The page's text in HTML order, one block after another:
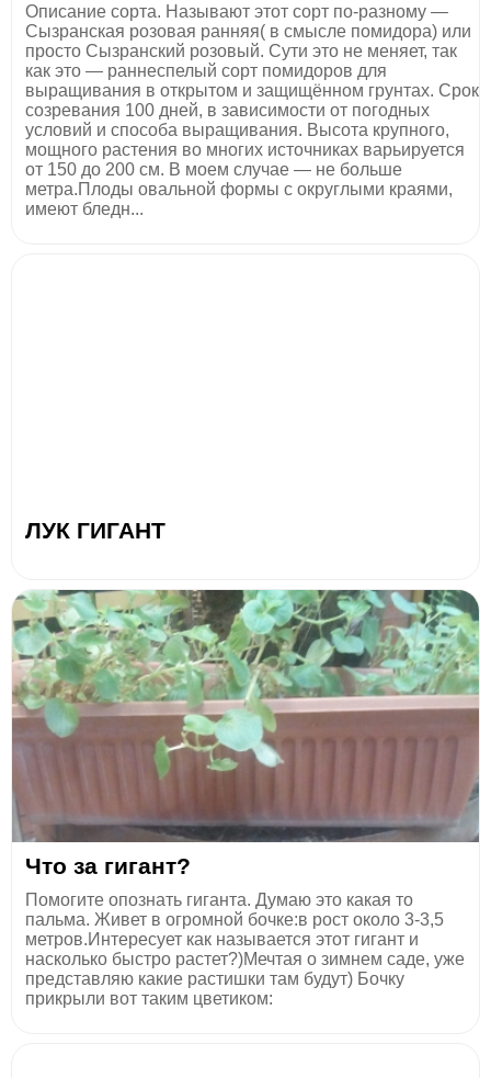
Описание сорта. Называют этот сорт по-разному —
Сызранская розовая ранняя( в смысле помидора) или
просто Сызранский розовый. Сути это не меняет, так
как это — раннеспелый сорт помидоров для
выращивания в открытом и защищённом грунтах. Срок
созревания 100 дней, в зависимости от погодных
условий и способа выращивания. Высота крупного,
мощного растения во многих источниках варьируется
от 150 до 200 см. В моем случае — не больше
метра.Плоды овальной формы с округлыми краями,
имеют бледн...
ЛУК ГИГАНТ
Что за гигант?
Помогите опознать гиганта. Думаю это какая то
пальма. Живет в огромной бочке:в рост около 3-3,5
метров.Интересует как называется этот гигант и
насколько быстро растет?)Мечтая о зимнем саде, уже
представляю какие растишки там будут) Бочку
прикрыли вот таким цветиком: